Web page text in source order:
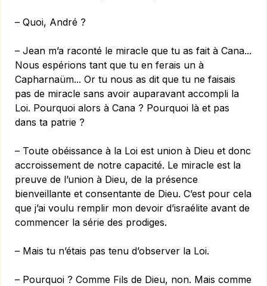
– Quoi, André ?
– Jean m’a raconté le miracle que tu as fait à Cana...
Nous espérions tant que tu en ferais un à
Capharnaüm... Or tu nous as dit que tu ne faisais
pas de miracle sans avoir auparavant accompli la
Loi. Pourquoi alors à Cana ? Pourquoi là et pas
dans ta patrie ?
– Toute obéissance à la Loi est union à Dieu et donc
accroissement de notre capacité. Le miracle est la
preuve de l’union à Dieu, de la présence
bienveillante et consentante de Dieu. C’est pour cela
que j’ai voulu remplir mon devoir d’israélite avant de
commencer la série des prodiges.
– Mais tu n’étais pas tenu d’observer la Loi.
– Pourquoi ? Comme Fils de Dieu, non. Mais comme